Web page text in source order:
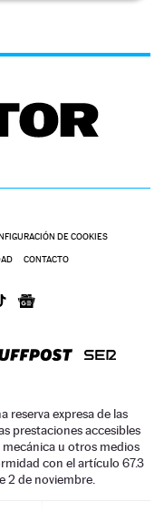
DE COOKIES
CONTACTO
reserva expresa de las
prestaciones accesibles
u otros medios
con el artículo 67.3
2 de noviembre.